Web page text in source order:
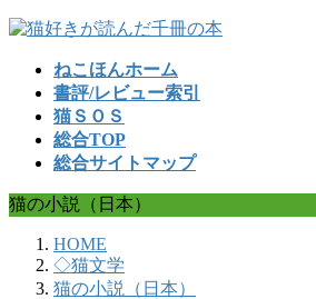
コ
キ
ッ
ナ
に
移
ねこほんホーム
書評/レビュー索引
猫ＳＯＳ
総合TOP
総合サイトマップ
猫の小説（日本）
HOME
◇猫文学
猫の小説（日本）